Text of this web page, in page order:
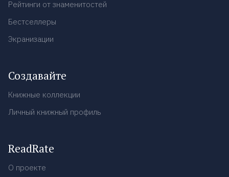
Рейтинги от знаменитостей
Бестселлеры
Экранизации
Создавайте
Книжные коллекции
Личный книжный профиль
ReadRate
О проекте